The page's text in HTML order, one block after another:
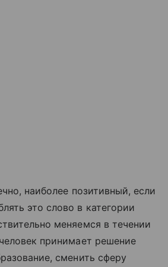
наиболее позитивный, если
это слово в категории
меняемся в течении
принимает решение
сменить сферу